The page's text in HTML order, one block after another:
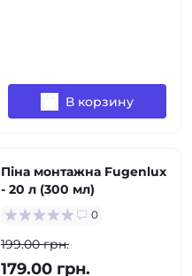
В корзину
Піна монтажна Fugenlux
- 20 л (300 мл)
0
199.00 грн.
179.00 грн.